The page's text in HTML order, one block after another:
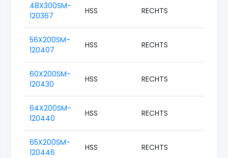
48X300SM-
120367
HSS RECHTS
56X200SM-
120407
HSS RECHTS
60X200SM-
120430
HSS RECHTS
64X200SM-
120440
HSS RECHTS
65X200SM-
120446
HSS RECHTS